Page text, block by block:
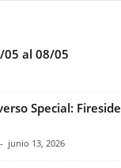
05 al 08/05
Special: Fireside
- junio 13, 2026